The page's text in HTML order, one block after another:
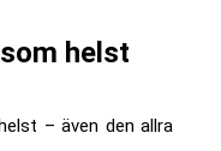
helst
– även den allra